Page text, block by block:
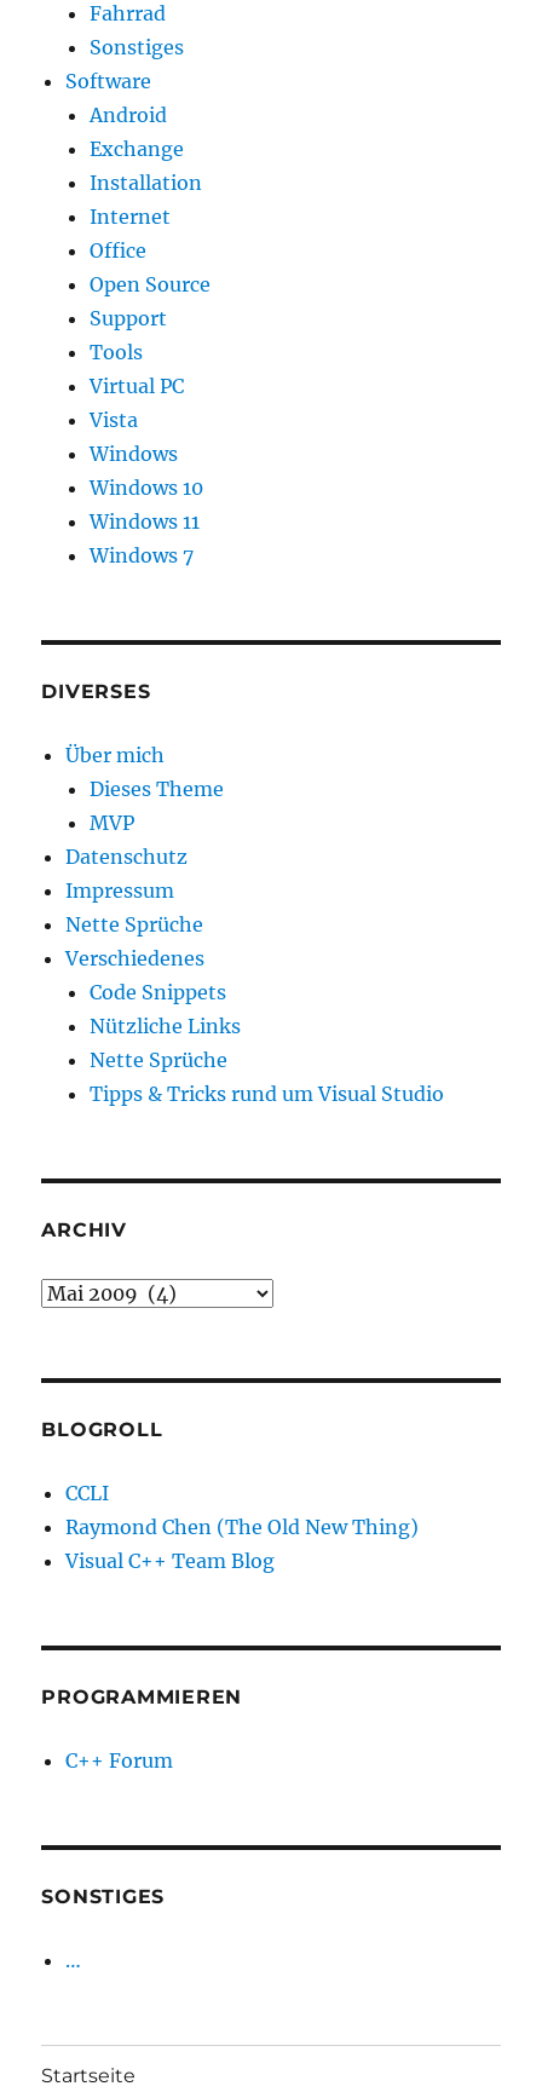
Fahrrad
Sonstiges
Software
Android
Exchange
Installation
Internet
Office
Open Source
Support
Tools
Virtual PC
Vista
Windows
Windows 10
Windows 11
Windows 7
DIVERSES
Über mich
Dieses Theme
MVP
Datenschutz
Impressum
Nette Sprüche
Verschiedenes
Code Snippets
Nützliche Links
Nette Sprüche
Tipps & Tricks rund um Visual Studio
ARCHIV
Archiv
BLOGROLL
CCLI
Raymond Chen (The Old New Thing)
Visual C++ Team Blog
PROGRAMMIEREN
C++ Forum
SONSTIGES
…
Startseite